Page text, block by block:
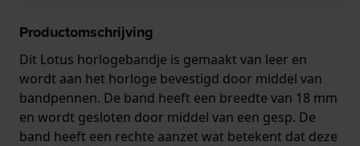
Productomschrijving
Dit Lotus horlogebandje is gemaakt van leer en
wordt aan het horloge bevestigd door middel van
bandpennen. De band heeft een breedte van 18 mm
en wordt gesloten door middel van een gesp. De
band heeft een rechte aanzet wat betekent dat deze